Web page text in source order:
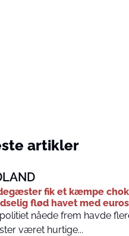
artikler
fik et kæmpe
flød havet med
nåede frem havde
været hurtige...